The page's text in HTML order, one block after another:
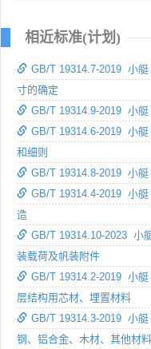
相近标准(计划)
GB/T 19314.7-2019 小
寸的确定
GB/T 19314.9-2019 小
GB/T 19314.6-2019 小
和细则
GB/T 19314.8-2019 小
GB/T 19314.4-2019 小艇
造
GB/T 19314.10-2023 小
装载荷及帆装附件
GB/T 19314.2-2019 小
层结构用芯材、埋置材料
GB/T 19314.3-2019 小艇
钢、铝合金、木材、其他材料